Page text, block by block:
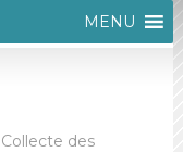
MENU
Collecte des